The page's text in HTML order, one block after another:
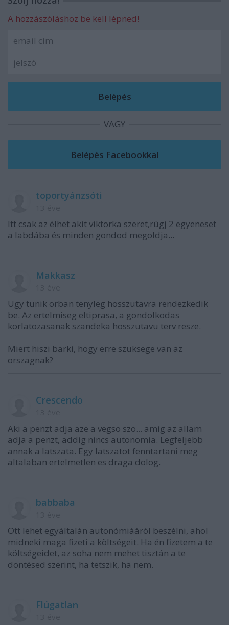
A hozzászóláshoz be kell lépned!
VAGY
toportyánzsóti
Itt csak az élhet akit viktorka szeret,rúgj 2 egyeneset
a labdába és minden gondod megoldja...
Makkasz
Ugy tunik orban tenyleg hosszutavra rendezkedik
be. Az ertelmiseg eltiprasa, a gondolkodas
korlatozasanak szandeka hosszutavu terv resze.
Miert hiszi barki, hogy erre szuksege van az
orszagnak?
Crescendo
Aki a penzt adja aze a vegso szo... amig az allam
adja a penzt, addig nincs autonomia. Legfeljebb
annak a latszata. Egy latszatot fenntartani meg
altalaban ertelmetlen es draga dolog.
babbaba
Ott lehet egyáltalán autonómiááról beszélni, ahol
midneki maga fizeti a költségeit. Ha én fizetem a te
költségeidet, az soha nem mehet tisztán a te
döntésed szerint, ha tetszik, ha nem.
Flúgatlan